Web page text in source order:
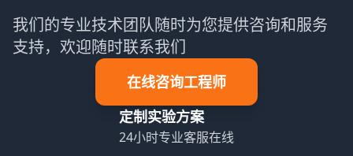
我们的专业技术团队随时为您提供咨询和服务
支持，欢迎随时联系我们
在线咨询工程师
定制实验方案
24小时专业客服在线